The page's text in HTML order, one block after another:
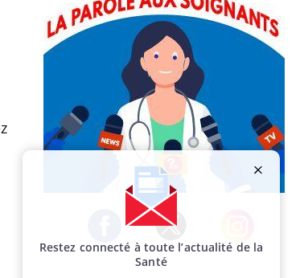
Facebook Twitter Instagram
Restez connecté à toute l’actualité de la
Santé